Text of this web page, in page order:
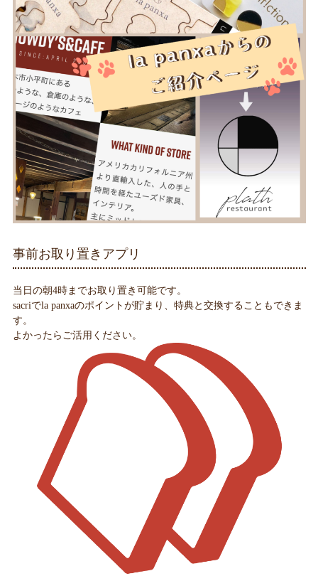
事前お取り置きアプリ
当日の朝4時までお取り置き可能です。
sacriでla panxaのポイントが貯まり、特典と交換することもできま
す。
よかったらご活用ください。